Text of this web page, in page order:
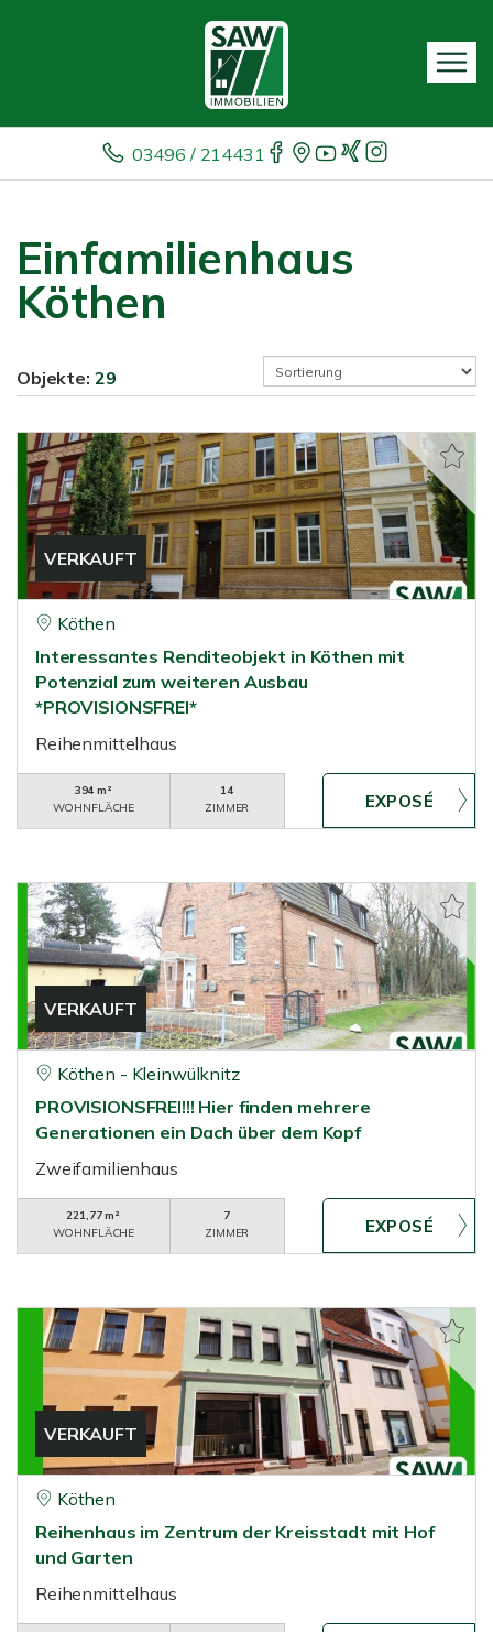
03496 / 214431
Einfamilienhaus
Köthen
Objekte: 29
VERKAUFT
Köthen
Interessantes Renditeobjekt in Köthen mit
Potenzial zum weiteren Ausbau
*PROVISIONSFREI*
Reihenmittelhaus
394 m²
WOHNFLÄCHE
14
ZIMMER
VERKAUFT
Köthen - Kleinwülknitz
PROVISIONSFREI!!! Hier finden mehrere
Generationen ein Dach über dem Kopf
Zweifamilienhaus
221,77 m²
WOHNFLÄCHE
7
ZIMMER
VERKAUFT
Köthen
Reihenhaus im Zentrum der Kreisstadt mit Hof
und Garten
Reihenmittelhaus